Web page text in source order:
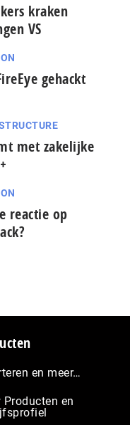
kraken
VS
gehackt
met zakelijke
reactie op
en meer…
en